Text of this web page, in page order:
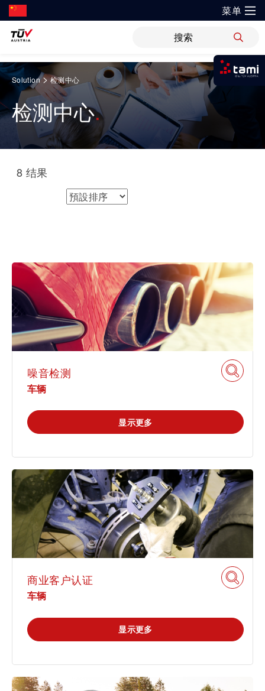
Springe
zum
Inhalt
登录tami
登录tami
菜单
新闻 职位 WiPreis 证书验证 举报平台
解决方案
解决方案
审核 & 认证
检测 & 检验
培训
领域
农业
科学 & 研究
所有解决方案
功能安全服务
电子电气服务
运输 & 交通
银行 & 保险
健康 & 医疗
休闲 & 娱乐
电子电器
建筑 & 房地产
IT & 安全
食品
旅游
农业
贸易 & 商业
审核 & 认证
学院
创新
研发与创新
研究重点
开放创新
创新平台
白皮书系列
关于我们
关于TÜV奥地利
关于TÜV奥地利中国
健康、安全与环境（HSE）政策
地点
合规
原则声明
TÜV奥地利企业社会责任 (CSR) 报告
Solution>检测中心
检测中心
8 结果
噪音检测
车辆
显示更多
商业客户认证
车辆
显示更多
我是tami
登录tami
首次使用？很高兴为您提供指引。
搜索解决方案
查找TÜV奥地利工作机会
平台
申请科学奖